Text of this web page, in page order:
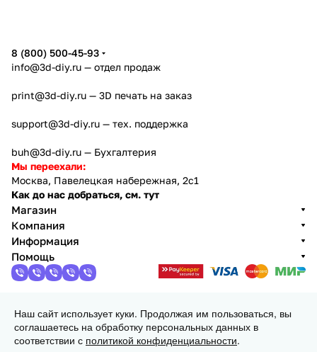
8 (800) 500-45-93
info@3d-diy.ru — отдел продаж
print@3d-diy.ru — 3D печать на заказ
support@3d-diy.ru — тех. поддержка
buh@3d-diy.ru — Бухгалтерия
Мы переехали:
Москва, Павелецкая набережная, 2с1
Как до нас добраться, см. тут
Магазин
Компания
Информация
Помощь
2013 - 2026 © 3DiY (Тридиай) - интернет-магазин
комплектующих для 3D принтеров, ЧПУ станков и
робототехники
Наш сайт использует куки. Продолжая им пользоваться, вы
соглашаетесь на обработку персональных данных в
соответствии с политикой конфиденциальности.